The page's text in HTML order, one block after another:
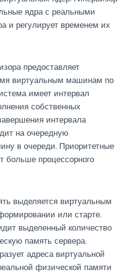
ядра с реальными
и регулирует временем их
предоставляет
виртуальным машинам по
имеет интервал
собственных
интервала
на очередную
в очереди. Приоритетные
больше процессорного
выделяется виртуальным
или старте.
выделенный количество
память сервера.
адреса виртуальной
физической памяти